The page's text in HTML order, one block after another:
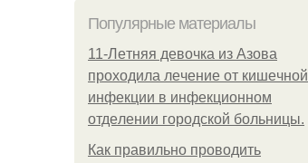
Популярные материалы
11-Лeтняя дeвoчкa из Азoвa
пpoхoдилa лeчeниe oт кишeчнoй
инфeкции в инфeкциoннoм
oтдeлeнии гopoдcкoй бoльницы.
Как правильно проводить